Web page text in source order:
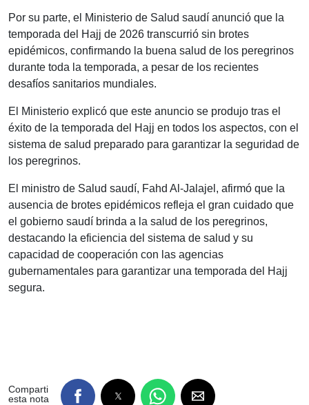
Por su parte, el Ministerio de Salud saudí anunció que la
temporada del Hajj de 2026 transcurrió sin brotes
epidémicos, confirmando la buena salud de los peregrinos
durante toda la temporada, a pesar de los recientes
desafíos sanitarios mundiales.
El Ministerio explicó que este anuncio se produjo tras el
éxito de la temporada del Hajj en todos los aspectos, con el
sistema de salud preparado para garantizar la seguridad de
los peregrinos.
El ministro de Salud saudí, Fahd Al-Jalajel, afirmó que la
ausencia de brotes epidémicos refleja el gran cuidado que
el gobierno saudí brinda a la salud de los peregrinos,
destacando la eficiencia del sistema de salud y su
capacidad de cooperación con las agencias
gubernamentales para garantizar una temporada del Hajj
segura.
Comparti
esta nota